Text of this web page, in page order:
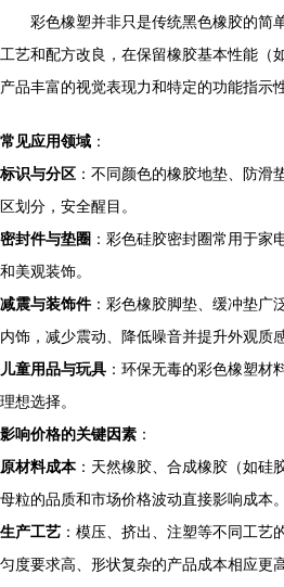
彩色橡塑并非只是传统黑色橡胶的简
工艺和配方改良，在保留橡胶基本性能（
产品丰富的视觉表现力和特定的功能指示性
常见应用领域 ：
标识与分区 ：不同颜色的橡胶地垫、防滑
区划分，安全醒目。
密封件与垫圈 ：彩色硅胶密封圈常用于家
和美观装饰。
减震与装饰件：彩色橡胶脚垫、缓冲垫广
内饰，减少震动、降低噪音并提升外观质感
儿童用品与玩具 ：环保无毒的彩色橡塑材
理想选择。
影响价格的关键因素 ：
原材料成本：天然橡胶、合成橡胶（如硅
母粒的品质和市场价格波动直接影响成本。
生产工艺 ：模压、挤出、注塑等不同工艺
匀度要求高、形状复杂的产品成本相应更高